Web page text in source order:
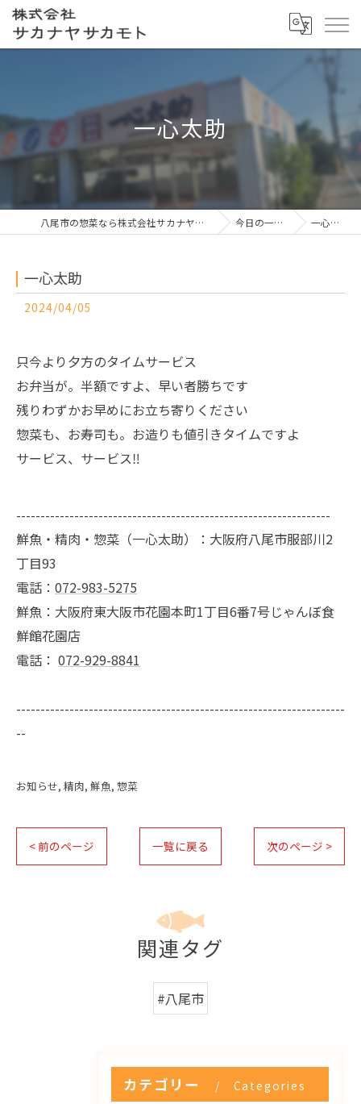
一心太助
八尾市の惣菜なら株式会社サカナヤサカモト 今日の一押し 一心太助
一心太助
2024/04/05
只今より夕方のタイムサービス
お弁当が。半額ですよ、早い者勝ちです
残りわずかお早めにお立ち寄りください
惣菜も、お寿司も。お造りも値引きタイムですよ
サービス、サービス‼️
-----------------------------------------------------------------
鮮魚・精肉・惣菜（一心太助）：大阪府八尾市服部川2
丁目93
電話： 072-983-5275
鮮魚：大阪府東大阪市花園本町1丁目6番7号じゃんぼ食
鮮館花園店
電話： 072-929-8841
--------------------------------------------------------------------
--
お知らせ 精肉 鮮魚 惣菜
< 前のページ 一覧に戻る 次のページ >
関連タグ
#八尾市
カテゴリー Categories